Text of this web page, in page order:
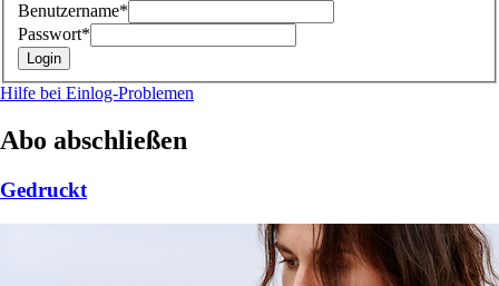
Benutzername*
Passwort*
Hilfe bei Einlog-Problemen
Abo abschließen
Gedruckt